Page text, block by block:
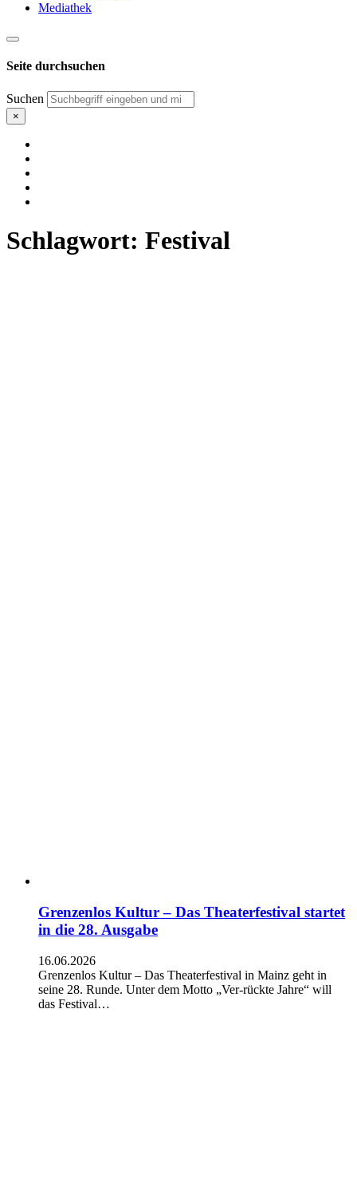
Mediathek
Seite durchsuchen
Suchen
×
Schlagwort: Festival
Grenzenlos Kultur – Das Theaterfestival startet
in die 28. Ausgabe
16.06.2026
Grenzenlos Kultur – Das Theaterfestival in Mainz geht in
seine 28. Runde. Unter dem Motto „Ver-rückte Jahre“ will
das Festival…